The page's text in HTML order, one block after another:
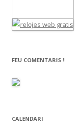
FEU COMENTARIS !
CALENDARI